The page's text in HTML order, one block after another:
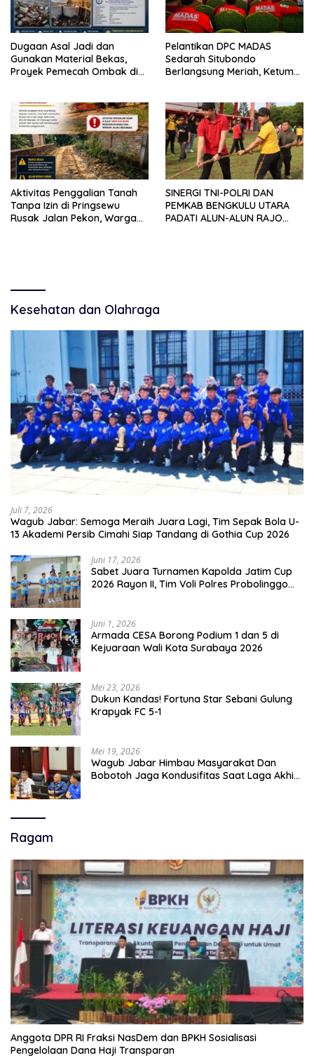
Dugaan Asal Jadi dan
Gunakan Material Bekas,
Proyek Pemecah Ombak di
Pelantikan DPC MADAS
Sedarah Situbondo
Berlangsung Meriah, Ketum
Masyarakat
Aktivitas Penggalian Tanah
Tanpa Izin di Pringsewu
Rusak Jalan Pekon, Warga
SINERGI TNI-POLRI DAN
PEMKAB BENGKULU UTARA
PADATI ALUN-ALUN RAJO
Kesehatan dan Olahraga
Juli 7, 2026
Wagub Jabar: Semoga Meraih Juara Lagi, Tim Sepak Bola U-
13 Akademi Persib Cimahi Siap Tandang di Gothia Cup 2026
Juni 17, 2026
Sabet Juara Turnamen Kapolda Jatim Cup
2026 Rayon II, Tim Voli Polres Probolinggo
Juni 1, 2026
Armada CESA Borong Podium 1 dan 5 di
Kejuaraan Wali Kota Surabaya 2026
Mei 23, 2026
Dukun Kandas! Fortuna Star Sebani Gulung
Krapyak FC 5-1
Mei 19, 2026
Wagub Jabar Himbau Masyarakat Dan
Bobotoh Jaga Kondusifitas Saat Laga Akhir
Ragam
Anggota DPR RI Fraksi NasDem dan BPKH Sosialisasi
Pengelolaan Dana Haji Transparan